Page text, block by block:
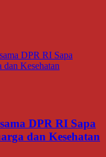
DPR RI Sapa
dan Kesehatan